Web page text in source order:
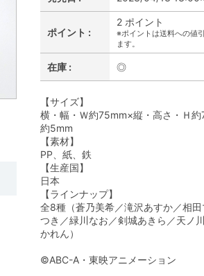
ポイント :
2 ポイント
※ポイントは送料への値
ます。
在庫 : ◎
【サイズ】
横・幅・Ｗ約75mm×縦・高さ・Ｈ
約5mm
【素材】
PP、紙、鉄
【生産国】
日本
【ラインナップ】
全8種（蒼乃美希／滝沢あすか／相
つき／緑川なお／剣城あきら／天ノ
かれん）
©ABC-A・東映アニメーション